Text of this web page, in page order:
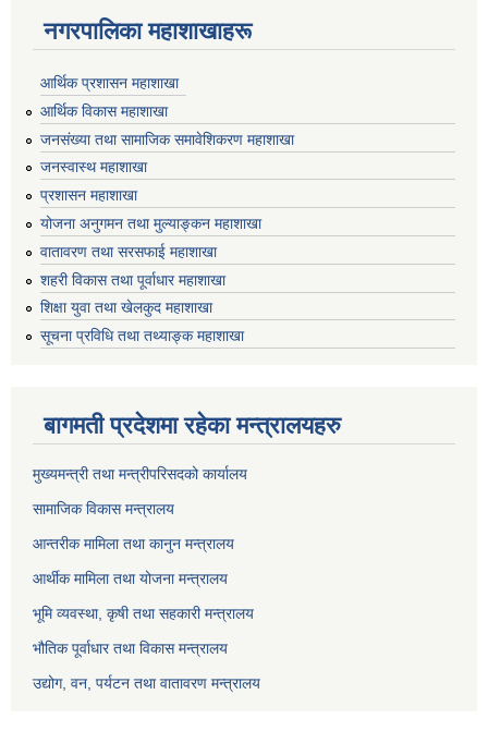
नगरपालिका महाशाखाहरू
आर्थिक प्रशासन महाशाखा
आर्थिक विकास महाशाखा
जनसंख्या तथा सामाजिक समावेशिकरण महाशाखा
जनस्वास्थ महाशाखा
प्रशासन महाशाखा
योजना अनुगमन तथा मुल्याङ्कन महाशाखा
वातावरण तथा सरसफाई महाशाखा
शहरी विकास तथा पूर्वाधार महाशाखा
शिक्षा युवा तथा खेलकुद महाशाखा
सूचना प्रविधि तथा तथ्याङ्क महाशाखा
बागमती प्रदेशमा रहेका मन्त्रालयहरु
मुख्यमन्त्री तथा मन्त्रीपरिसदको कार्यालय
सामाजिक विकास मन्त्रालय
आन्तरीक मामिला तथा कानुन मन्त्रालय
आर्थीक मामिला तथा योजना मन्त्रालय
भूमि व्यवस्था, कृषी तथा सहकारी मन्त्रालय
भौतिक पूर्वाधार तथा विकास मन्त्रालय
उद्योग, वन, पर्यटन तथा वातावरण मन्त्रालय